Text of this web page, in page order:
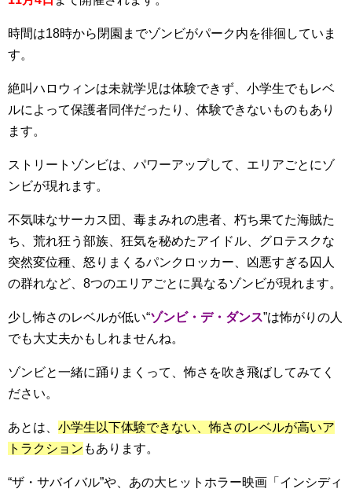
時間は18時から閉園までゾンビがパーク内を徘徊していま
す。
絶叫ハロウィンは未就学児は体験できず、小学生でもレベ
ルによって保護者同伴だったり、体験できないものもあり
ます。
ストリートゾンビは、パワーアップして、エリアごとにゾ
ンビが現れます。
不気味なサーカス団、毒まみれの患者、朽ち果てた海賊た
ち、荒れ狂う部族、狂気を秘めたアイドル、グロテスクな
突然変位種、怒りまくるパンクロッカー、凶悪すぎる囚人
の群れなど、8つのエリアごとに異なるゾンビが現れます。
少し怖さのレベルが低い“ゾンビ・デ・ダンス”は怖がりの人
でも大丈夫かもしれませんね。
ゾンビと一緒に踊りまくって、怖さを吹き飛ばしてみてく
ださい。
あとは、 小学生以下体験できない、怖さのレベルが高いア
トラクション もあります。
“ザ・サバイバル”や、あの大ヒットホラー映画「インシディ